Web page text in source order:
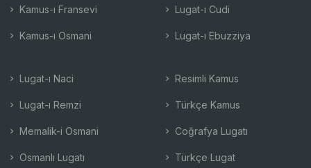
Kamus-ı Fransevi
Kamus-ı Osmani
Lugat-ı Cudi
Lugat-ı Ebuzziya
Lugat-ı Naci
Lugat-ı Remzi
Memalik-i Osmani
Osmanlı Lugatı
Resimli Kamus
Türkçe Kamus
Coğrafya Lugatı
Türkçe Lugat